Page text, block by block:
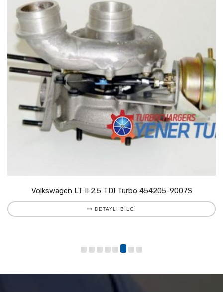
Volkswagen LT II 2.5 TDI Turbo 454205-9007S
DETAYLI BILGI